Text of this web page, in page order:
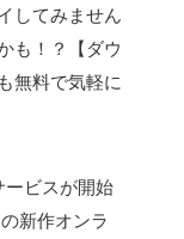
してみません
も！？【ダウ
無料で気軽に
ビスが開始
新作オンラ